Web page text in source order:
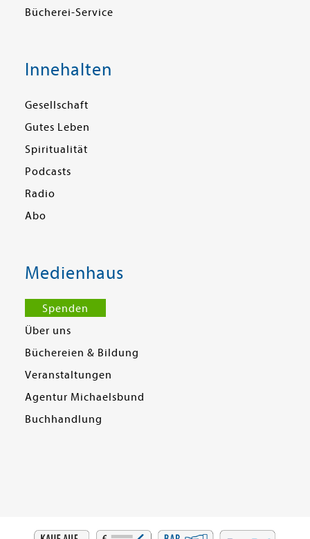
Bücherei-Service
Innehalten
Gesellschaft
Gutes Leben
Spiritualität
Podcasts
Radio
Abo
Medienhaus
Spenden
Über uns
Büchereien & Bildung
Veranstaltungen
Agentur Michaelsbund
Buchhandlung